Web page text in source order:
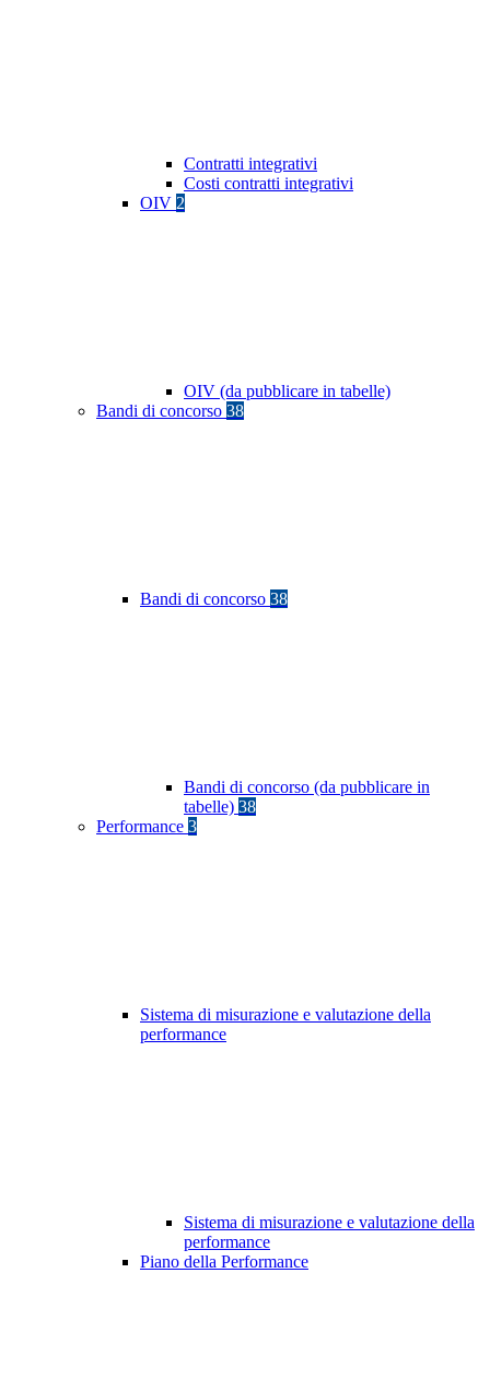
Contratti integrativi
Costi contratti integrativi
OIV 2
OIV (da pubblicare in tabelle)
Bandi di concorso 38
Bandi di concorso 38
Bandi di concorso (da pubblicare in
tabelle) 38
Performance 3
Sistema di misurazione e valutazione della
performance
Sistema di misurazione e valutazione della
performance
Piano della Performance